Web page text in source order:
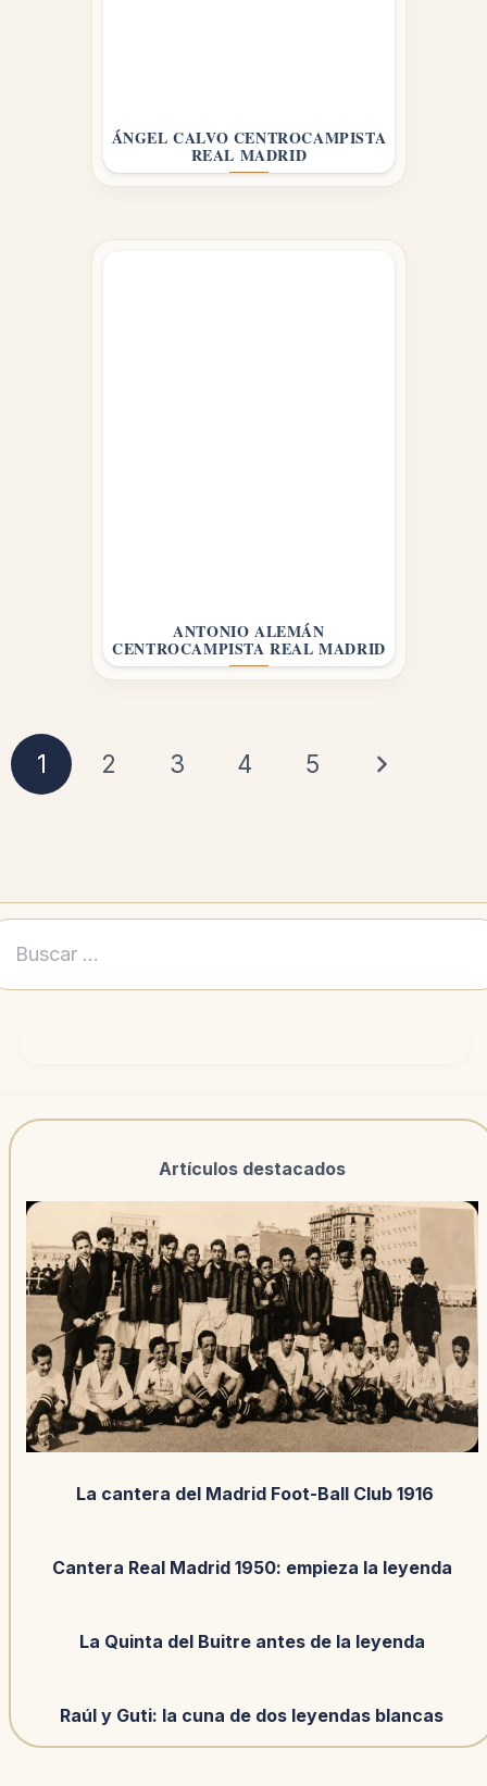
ÁNGEL CALVO CENTROCAMPISTA
REAL MADRID
ANTONIO ALEMÁN
CENTROCAMPISTA REAL MADRID
1 2 3 4 5
Artículos destacados
La cantera del Madrid Foot-Ball Club 1916
Cantera Real Madrid 1950: empieza la leyenda
La Quinta del Buitre antes de la leyenda
Raúl y Guti: la cuna de dos leyendas blancas